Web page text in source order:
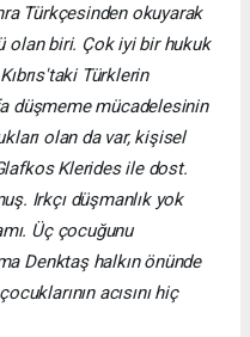
Türkçesinden okuyarak
olan biri. Çok iyi bir hukuk
Türklerin
düşmeme mücadelesinin
olan da var, kişisel
Klerides ile dost.
Irkçı düşmanlık yok
Üç çocuğunu
Denktaş halkın önünde
acısını hiç